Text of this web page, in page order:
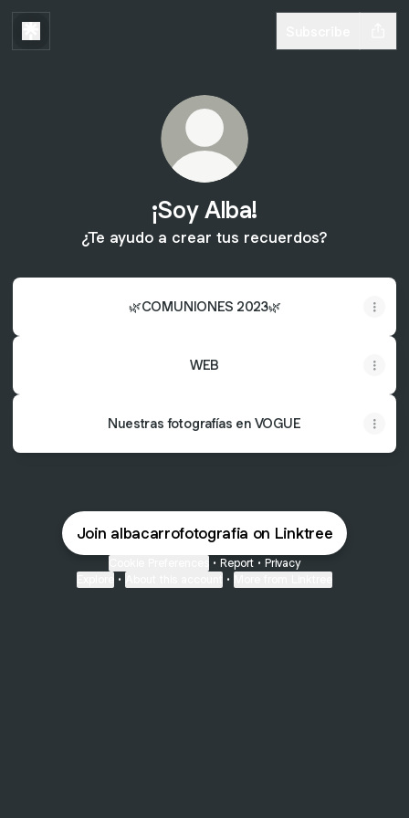
¡Soy Alba!
¿Te ayudo a crear tus recuerdos?
🌿COMUNIONES 2023🌿
WEB
Nuestras fotografías en VOGUE
Join albacarrofotografia on Linktree
• Report • Privacy
• •